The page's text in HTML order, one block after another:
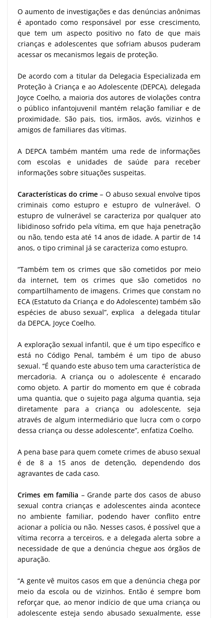
O aumento de investigações e das denúncias anônimas
é apontado como responsável por esse crescimento,
que tem um aspecto positivo no fato de que mais
crianças e adolescentes que sofriam abusos puderam
acessar os mecanismos legais de proteção.
De acordo com a titular da Delegacia Especializada em
Proteção à Criança e ao Adolescente (DEPCA), delegada
Joyce Coelho, a maioria dos autores de violações contra
o público infantojuvenil mantém relação familiar e de
proximidade. São pais, tios, irmãos, avós, vizinhos e
amigos de familiares das vítimas.
A DEPCA também mantém uma rede de informações
com escolas e unidades de saúde para receber
informações sobre situações suspeitas.
Características do crime – O abuso sexual envolve tipos
criminais como estupro e estupro de vulnerável. O
estupro de vulnerável se caracteriza por qualquer ato
libidinoso sofrido pela vítima, em que haja penetração
ou não, tendo esta até 14 anos de idade. A partir de 14
anos, o tipo criminal já se caracteriza como estupro.
“Também tem os crimes que são cometidos por meio
da internet, tem os crimes que são cometidos no
compartilhamento de imagens. Crimes que constam no
ECA (Estatuto da Criança e do Adolescente) também são
espécies de abuso sexual”, explica a delegada titular
da DEPCA, Joyce Coelho.
A exploração sexual infantil, que é um tipo específico e
está no Código Penal, também é um tipo de abuso
sexual. “É quando este abuso tem uma característica de
mercadoria. A criança ou o adolescente é encarado
como objeto. A partir do momento em que é cobrada
uma quantia, que o sujeito paga alguma quantia, seja
diretamente para a criança ou adolescente, seja
através de algum intermediário que lucra com o corpo
dessa criança ou desse adolescente”, enfatiza Coelho.
A pena base para quem comete crimes de abuso sexual
é de 8 a 15 anos de detenção, dependendo dos
agravantes de cada caso.
Crimes em família – Grande parte dos casos de abuso
sexual contra crianças e adolescentes ainda acontece
no ambiente familiar, podendo haver conflito entre
acionar a polícia ou não. Nesses casos, é possível que a
vítima recorra a terceiros, e a delegada alerta sobre a
necessidade de que a denúncia chegue aos órgãos de
apuração.
“A gente vê muitos casos em que a denúncia chega por
meio da escola ou de vizinhos. Então é sempre bom
reforçar que, ao menor indício de que uma criança ou
adolescente esteja sendo abusado sexualmente, esse